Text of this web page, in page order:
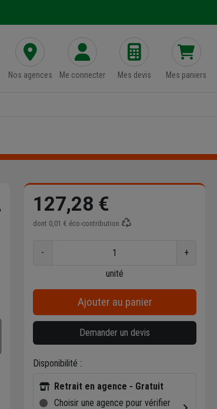
Nos agences Me connecter Mes devis Mes paniers
127,28 €
dont 0,01 € éco-contribution
-
+
unité
Ajouter au panier
Demander un devis
Disponibilité :
Retrait en agence - Gratuit
Choisir une agence pour vérifier